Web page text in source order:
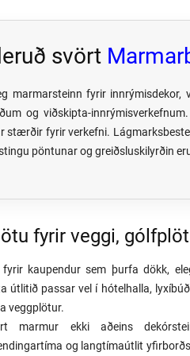
svört
marmarsteinn fyrir innrýmisdekor,
og viðskipta-
fyrir verkefni.
pöntunar og greiðsluskilyrðin
fyrir veggi,
kaupendur sem þurfa dökk,
útlitið passar vel í hótelhalla,
veggplötur.
marmur ekki aðeins
og langtímaútlit